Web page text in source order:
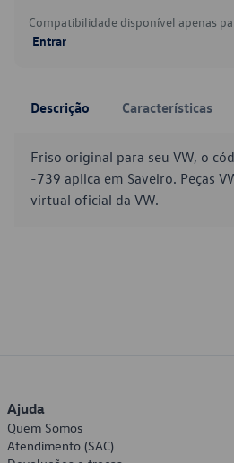
Compatibilidade disponível apenas
Entrar
Descrição Características
Friso original para seu VW, o
-739 aplica em Saveiro. Peças
virtual oficial da VW.
Ajuda
Quem Somos
Atendimento (SAC)